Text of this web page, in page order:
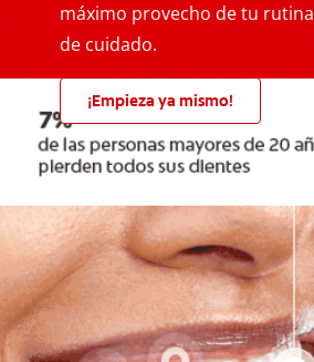
máximo provecho de tu rutina
de cuidado.
¡Empieza ya mismo!